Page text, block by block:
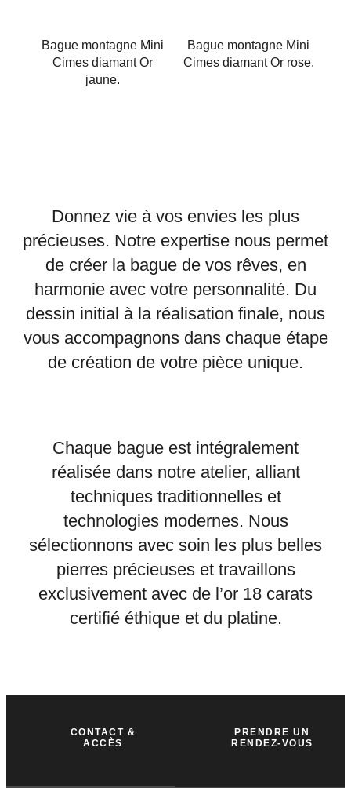
Bague montagne Mini
Cimes diamant Or
jaune.
Bague montagne Mini
Cimes diamant Or rose.
Donnez vie à vos envies les plus
précieuses. Notre expertise nous permet
de créer la bague de vos rêves, en
harmonie avec votre personnalité. Du
dessin initial à la réalisation finale, nous
vous accompagnons dans chaque étape
de création de votre pièce unique.
Chaque bague est intégralement
réalisée dans notre atelier, alliant
techniques traditionnelles et
technologies modernes. Nous
sélectionnons avec soin les plus belles
pierres précieuses et travaillons
exclusivement avec de l’or 18 carats
certifié éthique et du platine.
CONTACT &
ACCÈS
PRENDRE UN
RENDEZ-VOUS